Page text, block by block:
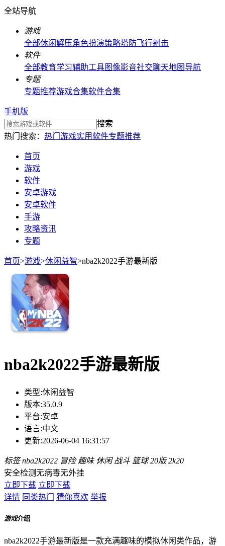
全站导航
游戏
全部休闲解压角色扮演策略塔防飞行射击
软件
全部教育学习辅助工具图像影音社交聊天地图导航
专题
专题推荐游戏合集软件合集
手机版
搜索
热门搜索： 热门游戏实用软件专题推荐
首页
游戏
软件
安卓游戏
安卓软件
手游
攻略资讯
专题
首页>游戏>休闲益智>nba2k2022手游最新版
nba2k2022手游最新版
类型:休闲益智
版本:35.0.9
平台:安卓
语言:中文
更新:2026-06-04 16:31:57
标签 nba2k2022 冒险 趣味 休闲 战斗 篮球 20版 2k20
安全检测无病毒无外挂
立即下载 立即下载
详情 同类热门 猜你喜欢 举报
游戏介绍
nba2k2022手游最新版是一款充满趣味的模拟休闲类作品，游